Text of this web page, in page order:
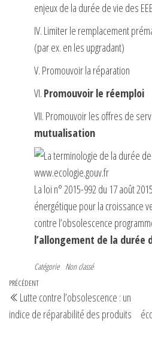
enjeux de la durée de vie des EEE
IV. Limiter le remplacement
(par ex. en les upgradant)
V. Promouvoir la réparation
VI. Promouvoir le réemploi
VII. Promouvoir les offres de
mutualisation
www.ecologie.gouv.fr
La loi n° 2015-992 du 17 août
énergétique pour la croissance
contre l’obsolescence
l’allongement de la durée
Catégorie Non classé
Navigation
de
l’article
Article
précédent
PRÉCÉDENT
Lutte contre l’obsolescence : un
indice de réparabilité des produits